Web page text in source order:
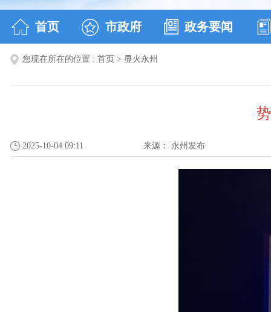
首页 市政府 政务要闻
您现在所在的位置 : 首页 > 显火永州
2025-10-04 09:11 来源： 永州发布